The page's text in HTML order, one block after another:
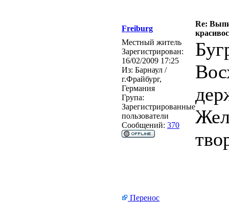
Freiburg
Re:
Местный житель
Зарегистрирован:
16/02/2009 17:25
Из: Барнаул /
г.Фрайбург,
Германия
Група:
Зарегистрированные
пользователи
Сообщений: 370
Перенос